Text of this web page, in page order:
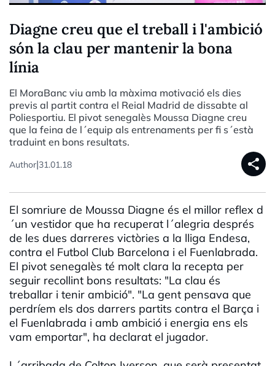
Diagne creu que el treball i l'ambició
són la clau per mantenir la bona
línia
El MoraBanc viu amb la màxima motivació els dies
previs al partit contra el Reial Madrid de dissabte al
Poliesportiu. El pivot senegalès Moussa Diagne creu
que la feina de l´equip als entrenaments per fi s´està
traduint en bons resultats.
Author|31.01.18 share
El somriure de Moussa Diagne és el millor reflex d
´un vestidor que ha recuperat l´alegria després
de les dues darreres victòries a la lliga Endesa,
contra el Futbol Club Barcelona i el Fuenlabrada.
El pivot senegalès té molt clara la recepta per
seguir recollint bons resultats: "La clau és
treballar i tenir ambició". "La gent pensava que
perdríem els dos darrers partits contra el Barça i
el Fuenlabrada i amb ambició i energia ens els
vam emportar", ha declarat el jugador.